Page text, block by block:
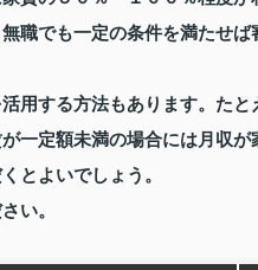
職でも一定の条件を満たせ
用する方法もあります。た
一定額未満の場合には月収
とよいでしょう。
い。